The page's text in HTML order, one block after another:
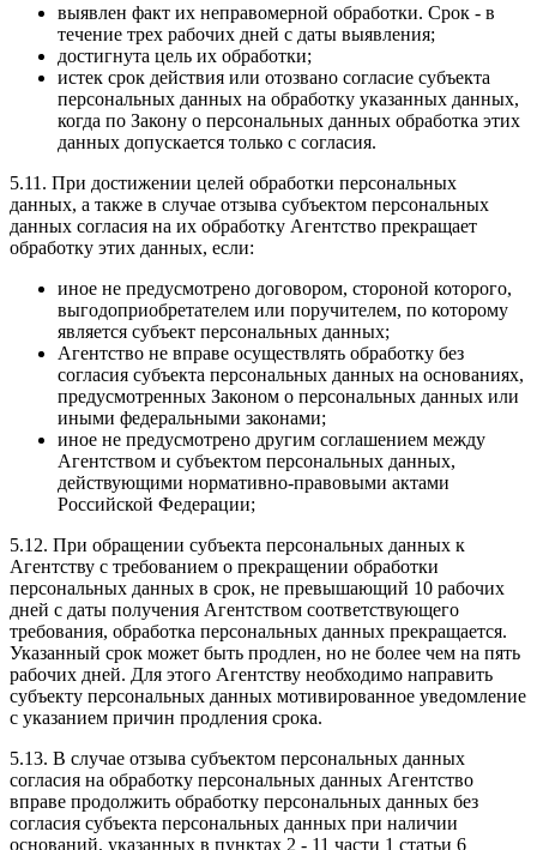
выявлен факт их неправомерной обработки. Срок - в
течение трех рабочих дней с даты выявления;
достигнута цель их обработки;
истек срок действия или отозвано согласие субъекта
персональных данных на обработку указанных данных,
когда по Закону о персональных данных обработка этих
данных допускается только с согласия.
5.11. При достижении целей обработки персональных
данных, а также в случае отзыва субъектом персональных
данных согласия на их обработку Агентство прекращает
обработку этих данных, если:
иное не предусмотрено договором, стороной которого,
выгодоприобретателем или поручителем, по которому
является субъект персональных данных;
Агентство не вправе осуществлять обработку без
согласия субъекта персональных данных на основаниях,
предусмотренных Законом о персональных данных или
иными федеральными законами;
иное не предусмотрено другим соглашением между
Агентством и субъектом персональных данных,
действующими нормативно-правовыми актами
Российской Федерации;
5.12. При обращении субъекта персональных данных к
Агентству с требованием о прекращении обработки
персональных данных в срок, не превышающий 10 рабочих
дней с даты получения Агентством соответствующего
требования, обработка персональных данных прекращается.
Указанный срок может быть продлен, но не более чем на пять
рабочих дней. Для этого Агентству необходимо направить
субъекту персональных данных мотивированное уведомление
с указанием причин продления срока.
5.13. В случае отзыва субъектом персональных данных
согласия на обработку персональных данных Агентство
вправе продолжить обработку персональных данных без
согласия субъекта персональных данных при наличии
оснований, указанных в пунктах 2 - 11 части 1 статьи 6